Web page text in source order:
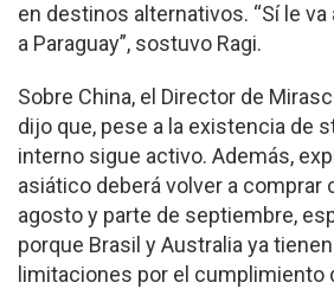
en destinos alternativos. “Sí le
a Paraguay”, sostuvo Ragi.
Sobre China, el Director de
dijo que, pese a la existencia de
interno sigue activo. Además,
asiático deberá volver a comprar
agosto y parte de septiembre,
porque Brasil y Australia ya
limitaciones por el cumplimiento